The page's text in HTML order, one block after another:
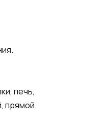
печь,
прямой